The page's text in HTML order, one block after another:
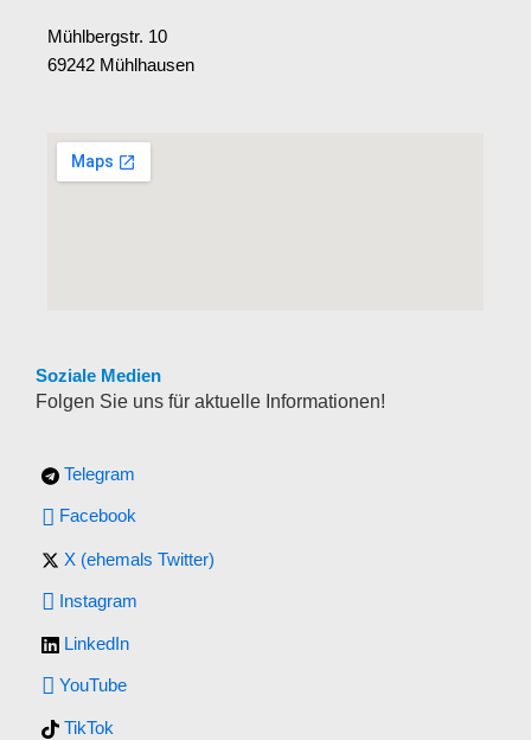
Mühlbergstr. 10
69242 Mühlhausen
Soziale Medien
Folgen Sie uns für aktuelle Informationen!
Telegram
Facebook
X (ehemals Twitter)
Instagram
LinkedIn
YouTube
TikTok